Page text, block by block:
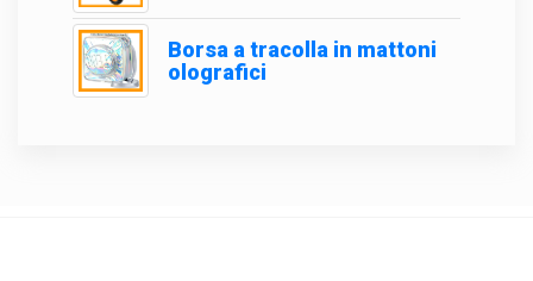
Borsa a tracolla in mattoni
olografici